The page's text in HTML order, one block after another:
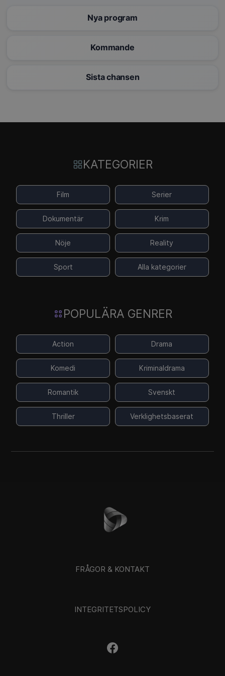
Nya program
Kommande
Sista chansen
KATEGORIER
Film Serier
Dokumentär Krim
Nöje Reality
Sport Alla kategorier
POPULÄRA GENRER
Action Drama
Komedi Kriminaldrama
Romantik Svenskt
Thriller Verklighetsbaserat
FRÅGOR & KONTAKT
INTEGRITETSPOLICY